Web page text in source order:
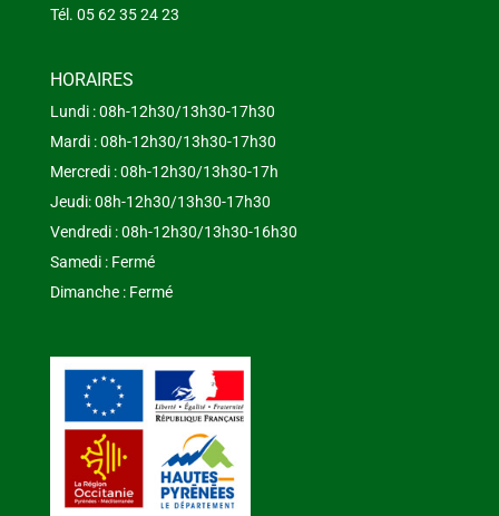
Tél. 05 62 35 24 23
HORAIRES
Lundi : 08h-12h30/13h30-17h30
Mardi : 08h-12h30/13h30-17h30
Mercredi : 08h-12h30/13h30-17h
Jeudi: 08h-12h30/13h30-17h30
Vendredi : 08h-12h30/13h30-16h30
Samedi : Fermé
Dimanche : Fermé